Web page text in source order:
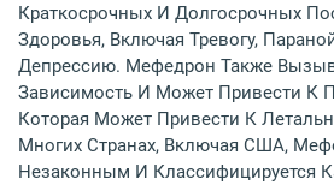
Краткосрочных И Долгосрочных
Здоровья, Включая Тревогу,
Депрессию. Мефедрон Также
Зависимость И Может Привести К
Которая Может Привести К
Многих Странах, Включая США,
Незаконным И Классифицируется